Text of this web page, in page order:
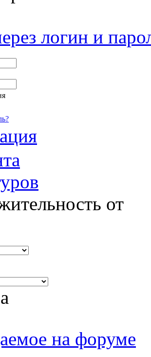
логин и
от
на форуме